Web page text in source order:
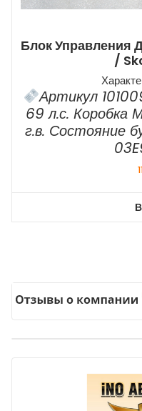
Блок Управления
/
Артикул
69 л.с. Коробка
г.в. Состояние